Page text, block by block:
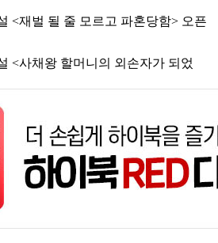
<재벌 될 줄 모르고 파혼당함> 오픈
<사채왕 할머니의 외손자가 되었